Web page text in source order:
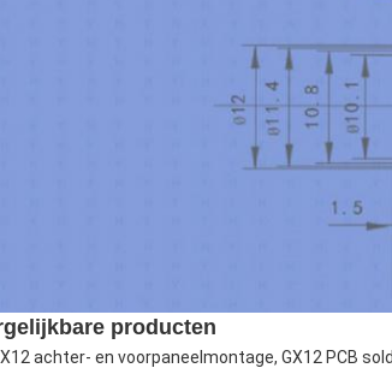
producten
achter- en voorpaneelmontage, GX12 PCB